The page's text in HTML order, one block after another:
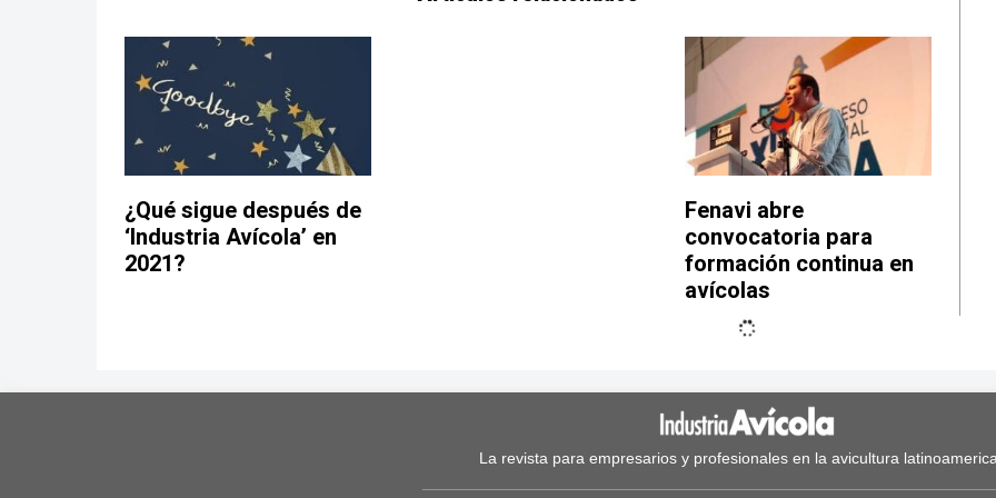
¿Qué sigue después de
‘Industria Avícola’ en
2021?
Fenavi abre
convocatoria para
formación continua en
avícolas
La revista para empresarios y profesionales en la avicultura